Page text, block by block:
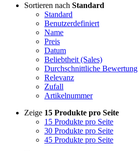
Sortieren nach Standard
Standard
Benutzerdefiniert
Name
Preis
Datum
Beliebtheit (Sales)
Durchschnittliche Bewertung
Relevanz
Zufall
Artikelnummer
Zeige 15 Produkte pro Seite
15 Produkte pro Seite
30 Produkte pro Seite
45 Produkte pro Seite